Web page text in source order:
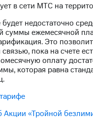
телефон
в сети МТС на
недостаточно
суммы ежемесячной
Это
пока на счете
оплату
которая равна
Акции «Тройной